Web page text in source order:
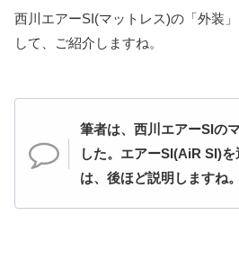
西川エアーSI(マットレス)の「外装
して、ご紹介しますね。
筆者は、西川エアーSIの
した。エアーSI(AiR SI)
は、後ほど説明しますね。